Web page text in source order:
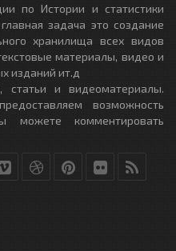
по Истории и статистики
задача это создание
хранилища всех видов
материалы, видео и
изданий ит.д
статьи и видеоматериалы.
возможность
комментировать